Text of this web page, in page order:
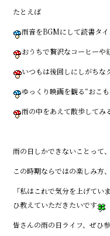
たとえば――
雨音をBGMにして読書タイ
おうちで贅沢なコーヒーや
いつもは後回しにしがちな
ゆっくり映画を観る“おこも
雨の中をあえて散歩してみ
雨の日しかできないことって
この時期ならではの楽しみ方
「私はこれで気分を上げて
ひ教えていただきたいです
皆さんの雨の日ライフ、ぜひ